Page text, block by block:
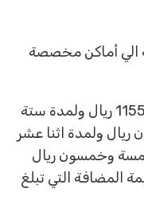
الي أماكن مخصصة
سعر الباقة لمدة ثلاثة اشهر يبلغ 1155 ريال ولمدة ستة
ولمدة اثنا عشر
وخمسون ريال
التي تبلغ